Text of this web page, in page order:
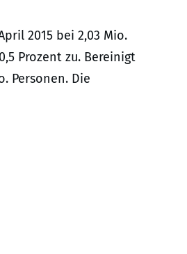
2015 bei 2,03 Mio.
Prozent zu. Bereinigt
Personen. Die